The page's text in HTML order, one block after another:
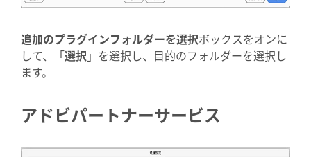
追加のプラグインフォルダーを選択ボックスをオンに
して、「選択 」を選択し、目的のフォルダーを選択し
ます。
アドビパートナーサービス